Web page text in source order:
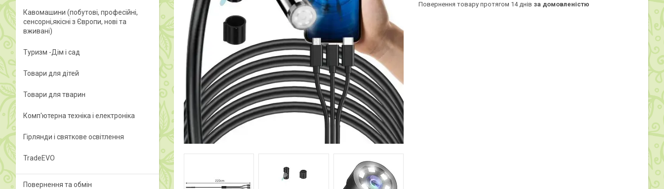
повернення товару протягом 14 днів за домовленістю
Кавомашини (побутові, професійні,
сенсорні,якісні з Європи, нові та
вживані)
Туризм -Дім і сад
Товари для дітей
Товари для тварин
Комп'ютерна техніка і електроніка
Гірлянди і святкове освітлення
TradeEVO
Повернення та обмін